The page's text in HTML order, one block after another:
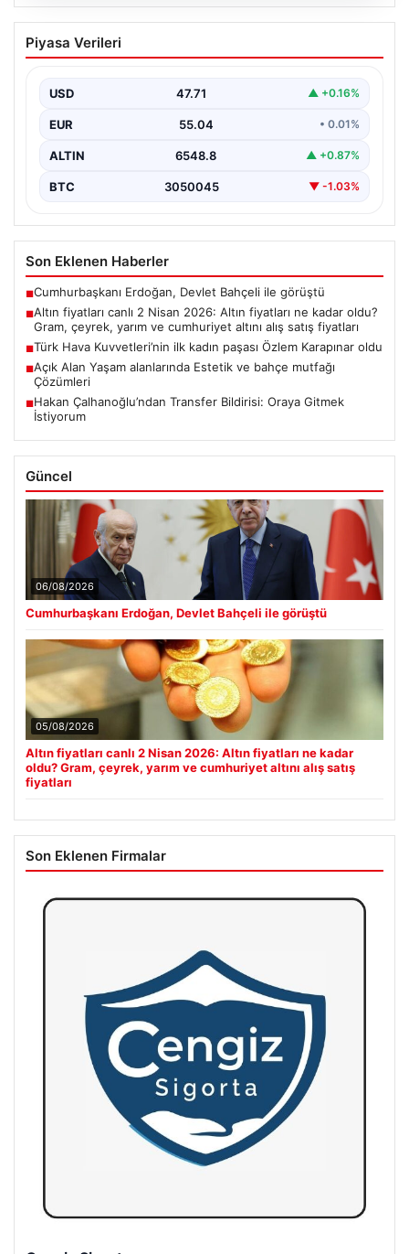
Altın fiyatları canlı 2 Nisan 2026: Altın
fiyatları ne kadar oldu? Gram, çeyrek,
fiyatları
Piyasa Verileri
USD 47.71 ▲ +0.16%
EUR 55.04 • 0.01%
ALTIN 6548.8 ▲ +0.87%
BTC 3050045 ▼ -1.03%
Son Eklenen Haberler
■Cumhurbaşkanı Erdoğan, Devlet Bahçeli ile görüştü
■Altın fiyatları canlı 2 Nisan 2026: Altın fiyatları ne kadar oldu?
Gram, çeyrek, yarım ve cumhuriyet altını alış satış fiyatları
■Türk Hava Kuvvetleri’nin ilk kadın paşası Özlem Karapınar oldu
■Açık Alan Yaşam alanlarında Estetik ve bahçe mutfağı
Çözümleri
■Hakan Çalhanoğlu’ndan Transfer Bildirisi: Oraya Gitmek
İstiyorum
Güncel
06/08/2026
Cumhurbaşkanı Erdoğan, Devlet Bahçeli ile görüştü
05/08/2026
Altın fiyatları canlı 2 Nisan 2026: Altın fiyatları ne kadar
oldu? Gram, çeyrek, yarım ve cumhuriyet altını alış satış
fiyatları
Son Eklenen Firmalar